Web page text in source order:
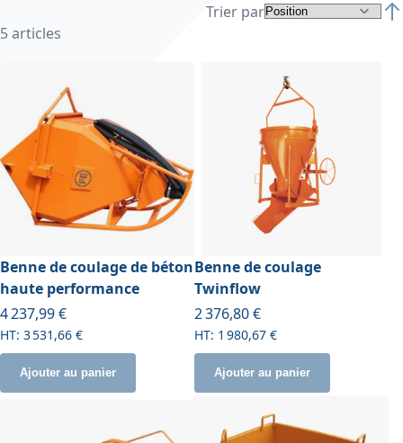
5articles
Trier par
Benne de coulage de béton
haute performance
À partir de
4 237,99 €
3 531,66 €
Ajouter au panier
Benne de coulage
Twinflow
À partir de
2 376,80 €
1 980,67 €
Ajouter au panier